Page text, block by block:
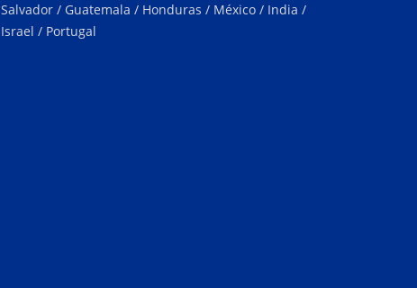
Salvador / Guatemala / Honduras / México / India /
Israel / Portugal